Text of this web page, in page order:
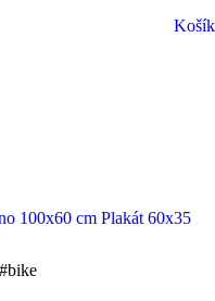
Košík
100x60 cm Plakát 60x35